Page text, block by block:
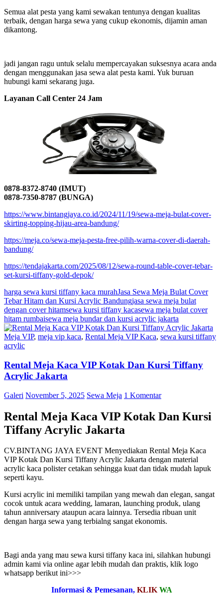
Semua alat pesta yang kami sewakan tentunya dengan kualitas
terbaik, dengan harga sewa yang cukup ekonomis, dijamin aman
dikantong.
jadi jangan ragu untuk selalu mempercayakan suksesnya acara anda
dengan menggunakan jasa sewa alat pesta kami. Yuk buruan
hubungi kami sekarang juga.
Layanan Call Center 24 Jam
0878-8372-8740 (IMUT)
0878-7350-8787 (BUNGA)
https://www.bintangjaya.co.id/2024/11/19/sewa-meja-bulat-cover-
skirting-topping-hijau-area-bandung/
https://meja.co/sewa-meja-pesta-free-pilih-warna-cover-di-daerah-
bandung/
https://tendajakarta.com/2025/08/12/sewa-round-table-cover-tebar-
set-kursi-tiffany-gold-depok/
harga sewa kursi tiffany kaca murahJasa Sewa Meja Bulat Cover
Tebar Hitam dan Kursi Acrylic Bandungjasa sewa meja bulat
dengan cover hitamsewa kursi tiffany kacasewa meja bulat cover
hitam rumbaisewa meja bundar dan kursi acrylic jakarta
Meja VIP, meja vip kaca, Rental Meja VIP Kaca, sewa kursi tiffany
acrylic
Rental Meja Kaca VIP Kotak Dan Kursi Tiffany
Acrylic Jakarta
Galeri November 5, 2025 Sewa Meja 1 Komentar
Rental Meja Kaca VIP Kotak Dan Kursi
Tiffany Acrylic Jakarta
CV.BINTANG JAYA EVENT Menyediakan Rental Meja Kaca
VIP Kotak Dan Kursi Tiffany Acrylic Jakarta dengan material
acrylic kaca polister cetakan sehingga kuat dan tidak mudah lapuk
seperti kayu.
Kursi acrylic ini memiliki tampilan yang mewah dan elegan, sangat
cocok untuk acara wedding, lamaran, launching produk, ulang
tahun anniversary ataupun acara lainnya. Tersedia ribuan unit
dengan harga sewa yang terbialng sangat ekonomis.
Bagi anda yang mau sewa kursi tiffany kaca ini, silahkan hubungi
admin kami via online agar lebih mudah dan praktis, klik logo
whatsapp berikut ini>>>
Informasi & Pemesanan, KLIK WA